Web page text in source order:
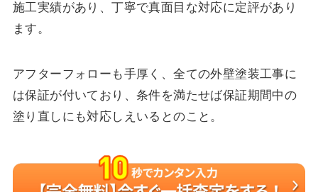
施工実績があり、丁寧で真面目な対応に定評があり
ます。
アフターフォローも手厚く、全ての外壁塗装工事に
は保証が付いており、条件を満たせば保証期間中の
塗り直しにも対応しえいるとのこと。